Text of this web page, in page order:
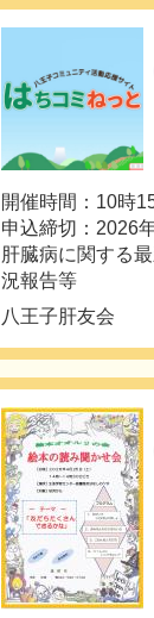
開催時間：10時
申込締切：2026
肝臓病に関する
況報告等
八王子肝友会